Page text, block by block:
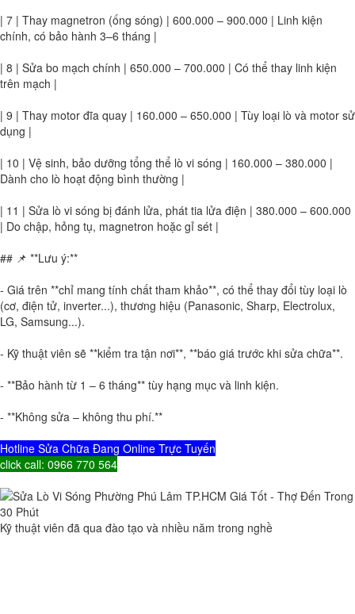
| 7 | Thay magnetron (ống sóng) | 600.000 – 900.000 | Linh kiện
chính, có bảo hành 3–6 tháng |
| 8 | Sửa bo mạch chính | 650.000 – 700.000 | Có thể thay linh kiện
trên mạch |
| 9 | Thay motor đĩa quay | 160.000 – 650.000 | Tùy loại lò và motor sử
dụng |
| 10 | Vệ sinh, bảo dưỡng tổng thể lò vi sóng | 160.000 – 380.000 |
Dành cho lò hoạt động bình thường |
| 11 | Sửa lò vi sóng bị đánh lửa, phát tia lửa điện | 380.000 – 600.000
| Do chập, hỏng tụ, magnetron hoặc gỉ sét |
## 📌 **Lưu ý:**
- Giá trên **chỉ mang tính chất tham khảo**, có thể thay đổi tùy loại lò
(cơ, điện tử, inverter...), thương hiệu (Panasonic, Sharp, Electrolux,
LG, Samsung...).
- Kỹ thuật viên sẽ **kiểm tra tận nơi**, **báo giá trước khi sửa chữa**.
- **Bảo hành từ 1 – 6 tháng** tùy hạng mục và linh kiện.
- **Không sửa – không thu phí.**
Hotline Sửa Chữa Đang Online Trực Tuyến
click call: 0966 770 564
Kỹ thuật viên đã qua đào tạo và nhiều năm trong nghề